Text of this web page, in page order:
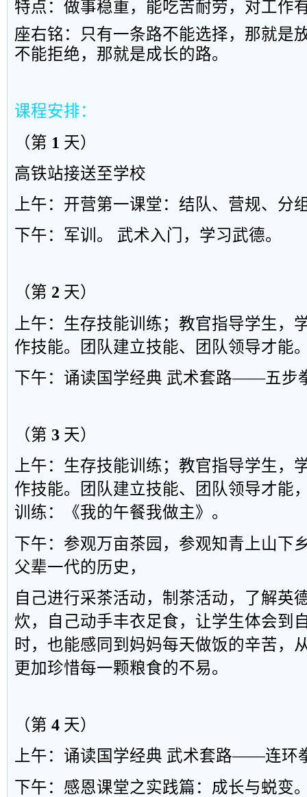
特点：做事稳重，能吃苦耐劳，对工作
座右铭 ： 只有一条路不能选择， 那就是
不能拒绝， 那就是成长的路。
课程安排：
（第 1 天）
高铁站接送至学校
上午：开营第一课堂：结队、营规、分
下午：军训。 武术入门，学习武德。
（第 2 天）
上午：生存技能训练；教官指导学生，
作技能。团队建立技能、团队领导才能
下午：诵读国学经典 武术套路——五步
（第 3 天）
上午：生存技能训练；教官指导学生，
作技能。团队建立技能、团队领导才能
训练： 《我的午餐我做主》 。
下午：参观万亩茶园，参观知青上山下
父辈一代的历史，
自己进行采茶活动，制茶活动，了解英
炊，自己动手丰衣足食，让学生体会到
时，也能感同到妈妈每天做饭的辛苦，
更加珍惜每一颗粮食的不易。
（第 4 天）
上午：诵读国学经典 武术套路——连环
下午：感恩课堂之实践篇：成长与蜕变